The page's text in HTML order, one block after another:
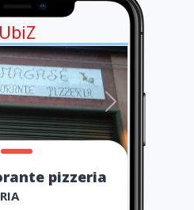
UbiZ
pizzeria